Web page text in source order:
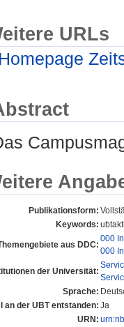
URLs
Homepage
Publikationsform:
Keywords:
aus DDC:
000
000
der Universität:
Sprache:
an der UBT entstanden: Ja
URN: